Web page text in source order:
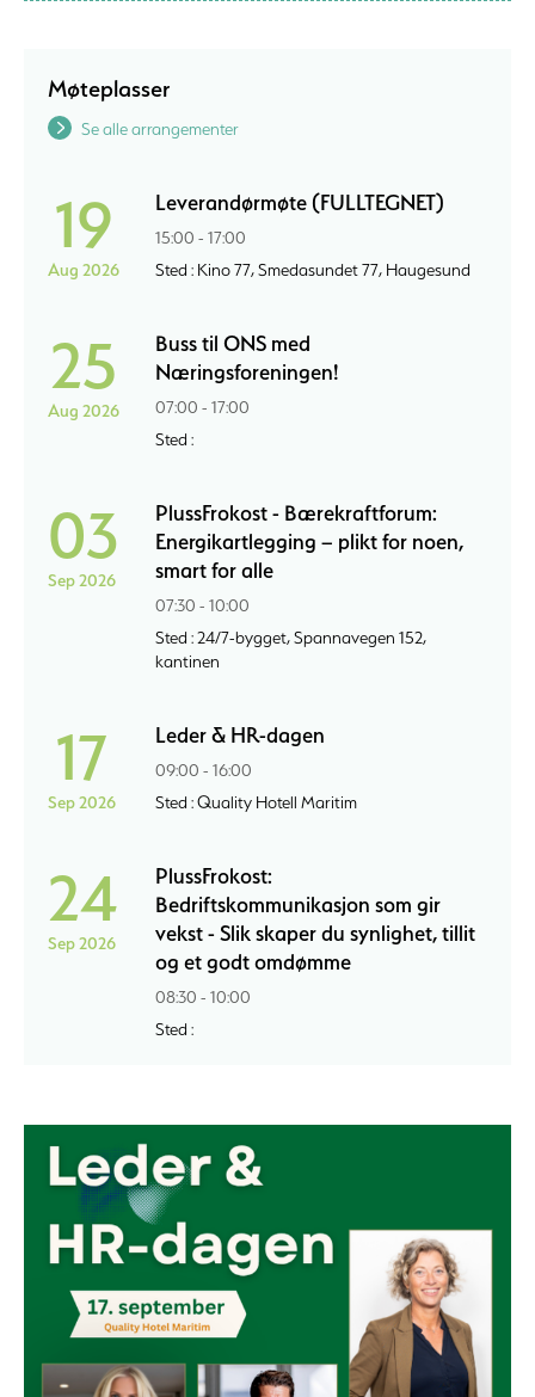
Møteplasser
Se alle arrangementer
19
Aug 2026
Leverandørmøte (FULLTEGNET)
15:00 - 17:00
Sted : Kino 77, Smedasundet 77, Haugesund
25
Aug 2026
Buss til ONS med
Næringsforeningen!
07:00 - 17:00
Sted :
03
Sep 2026
PlussFrokost - Bærekraftforum:
Energikartlegging – plikt for noen,
smart for alle
07:30 - 10:00
Sted : 24/7-bygget, Spannavegen 152,
kantinen
17
Sep 2026
Leder & HR-dagen
09:00 - 16:00
Sted : Quality Hotell Maritim
24
Sep 2026
PlussFrokost:
Bedriftskommunikasjon som gir
vekst - Slik skaper du synlighet, tillit
og et godt omdømme
08:30 - 10:00
Sted :